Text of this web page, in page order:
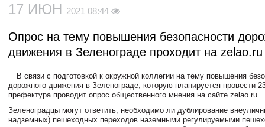
17 ИЮН 2021 08:44
Опрос на тему повышения безопасности
движения в Зеленограде проходит на zelao.ru
В связи с подготовкой к окружной коллегии на тему повышения
дорожного движения в Зеленограде, которую планируется провести
префектура проводит опрос общественного мнения на сайте zelao.ru.
Зеленоградцы могут ответить, необходимо ли дублирование
надземных) пешеходных переходов наземными регулируемыми